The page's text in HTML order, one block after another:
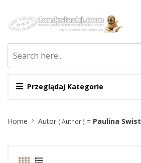
Przeglądaj Kategorie
Breadcrumb
Home Autor ( Author ) = Paulina Swist